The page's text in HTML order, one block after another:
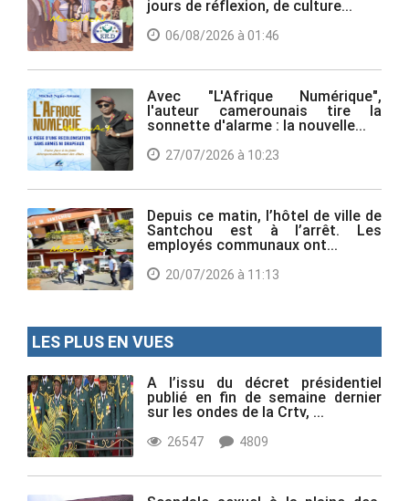
jours de réflexion, de culture...
06/08/2026 à 01:46
Avec "L'Afrique Numérique",
l'auteur camerounais tire la
sonnette d'alarme : la nouvelle...
27/07/2026 à 10:23
Depuis ce matin, l’hôtel de ville de
Santchou est à l’arrêt. Les
employés communaux ont...
20/07/2026 à 11:13
LES PLUS EN VUES
A l’issu du décret présidentiel
publié en fin de semaine dernier
sur les ondes de la Crtv, ...
26547 4809